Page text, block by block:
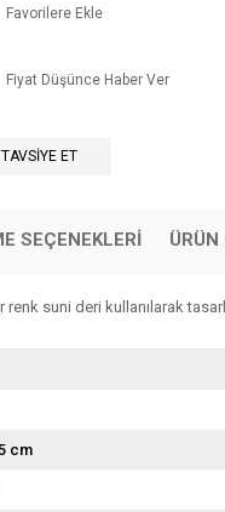
Favorilere Ekle
Fiyat Düşünce Haber Ver
TAVSIYE ET
SEÇENEKLERI ÜRÜN
suni deri kullanılarak
cm